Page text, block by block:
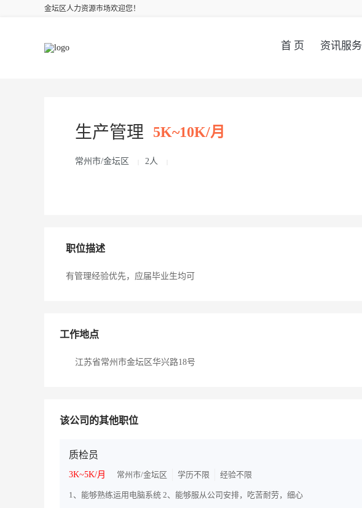
金坛区人力资源市场欢迎您！
首 页 资讯服务
生产管理 5K~10K/月
常州市/金坛区 2人
职位描述
有管理经验优先，应届毕业生均可
工作地点
江苏省常州市金坛区华兴路18号
该公司的其他职位
质检员
3K~5K/月
常州市/金坛区 学历不限 经验不限
1、能够熟练运用电脑系统 2、能够服从公司安排，吃苦耐劳，细心